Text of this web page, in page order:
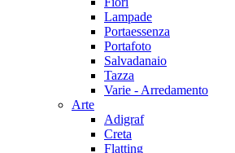
Lampade
Portaessenza
Portafoto
Salvadanaio
Tazza
Varie - Arredamento
Arte
Adigraf
Creta
Flatting